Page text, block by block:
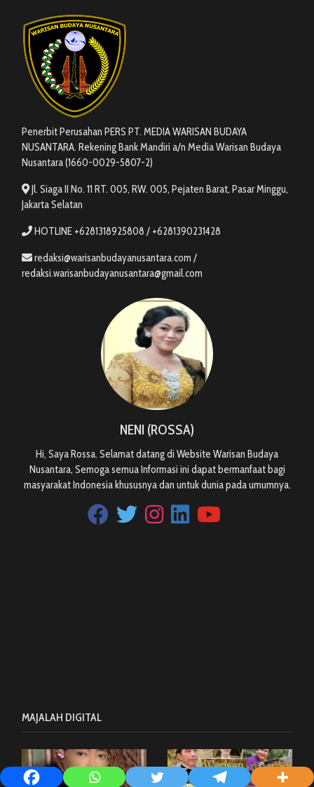
Penerbit Perusahan PERS PT. MEDIA WARISAN BUDAYA
NUSANTARA. Rekening Bank Mandiri a/n Media Warisan Budaya
Nusantara (1660-0029-5807-2)
Jl. Siaga II No. 11 RT. 005, RW. 005, Pejaten Barat, Pasar Minggu,
Jakarta Selatan
HOTLINE +6281318925808 / +6281390231428
redaksi@warisanbudayanusantara.com /
redaksi.warisanbudayanusantara@gmail.com
NENI (ROSSA)
Hi, Saya Rossa. Selamat datang di Website Warisan Budaya
Nusantara, Semoga semua Informasi ini dapat bermanfaat bagi
masyarakat Indonesia khususnya dan untuk dunia pada umumnya.
MAJALAH DIGITAL